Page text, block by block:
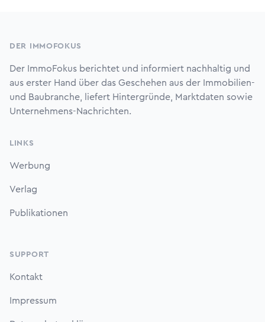
DER IMMOFOKUS
Der ImmoFokus berichtet und informiert nachhaltig und
aus erster Hand über das Geschehen aus der Immobilien-
und Baubranche, liefert Hintergründe, Marktdaten sowie
Unternehmens-Nachrichten.
LINKS
Werbung
Verlag
Publikationen
SUPPORT
Kontakt
Impressum